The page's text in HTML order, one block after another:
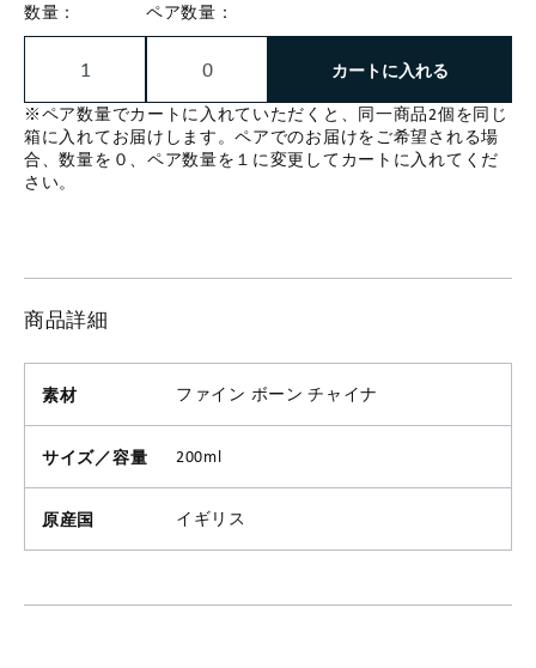
数量： ペア数量：
カートに入れる
※ペア数量でカートに入れていただくと、同一商品2個を同じ
箱に入れてお届けします。ペアでのお届けをご希望される場
合、数量を０、ペア数量を１に変更してカートに入れてくだ
さい。
商品詳細
素材 ファイン ボーン チャイナ
サイズ／容量 200ml
原産国 イギリス